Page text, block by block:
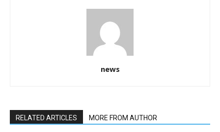
news
RELATED ARTICLES MORE FROM AUTHOR